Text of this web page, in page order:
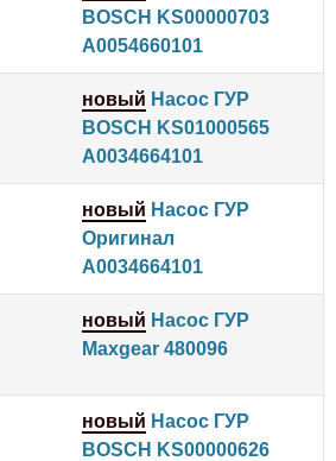
BOSCH KS00000703
A0054660101
новый Насос ГУР
BOSCH KS01000565
A0034664101
новый Насос ГУР
Оригинал
A0034664101
новый Насос ГУР
Maxgear 480096
новый Насос ГУР
BOSCH KS00000626